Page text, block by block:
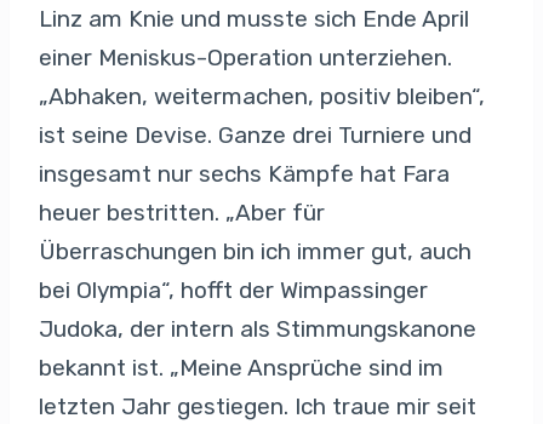
Linz am Knie und musste sich Ende April
einer Meniskus-Operation unterziehen.
„Abhaken, weitermachen, positiv bleiben“,
ist seine Devise. Ganze drei Turniere und
insgesamt nur sechs Kämpfe hat Fara
heuer bestritten. „Aber für
Überraschungen bin ich immer gut, auch
bei Olympia“, hofft der Wimpassinger
Judoka, der intern als Stimmungskanone
bekannt ist. „Meine Ansprüche sind im
letzten Jahr gestiegen. Ich traue mir seit